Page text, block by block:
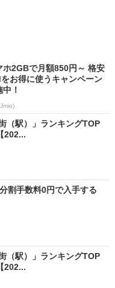
ホ2GBで月額850円～ 格安
お得に使うキャンペーン
！
（駅）」ランキングTOP
202...
割手数料0円で入手する
（駅）」ランキングTOP
202...